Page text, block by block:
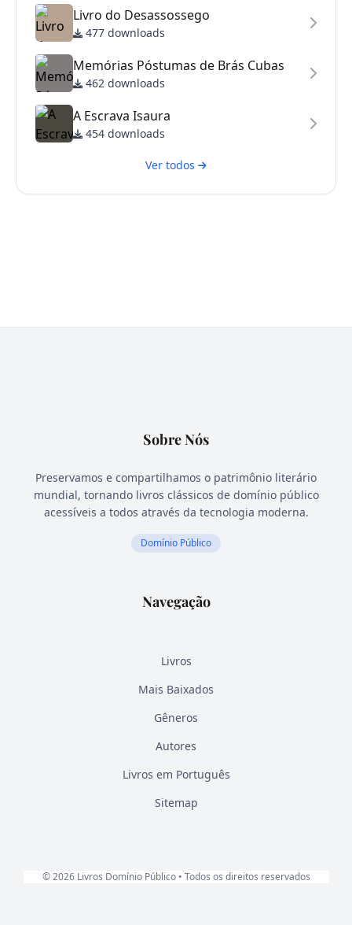
Livro do Desassossego
477 downloads
Memórias Póstumas de Brás Cubas
462 downloads
A Escrava Isaura
454 downloads
Ver todos
Sobre Nós
Preservamos e compartilhamos o patrimônio literário
mundial, tornando livros clássicos de domínio público
acessíveis a todos através da tecnologia moderna.
Domínio Público
Navegação
Livros
Mais Baixados
Gêneros
Autores
Livros em Português
Sitemap
© 2026 Livros Domínio Público • Todos os direitos reservados